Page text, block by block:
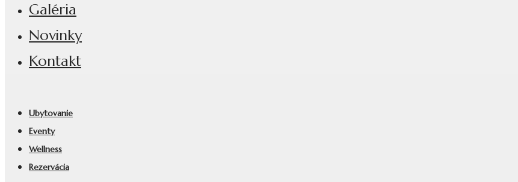
Galéria
Novinky
Kontakt
Ubytovanie
Eventy
Wellness
Rezervácia